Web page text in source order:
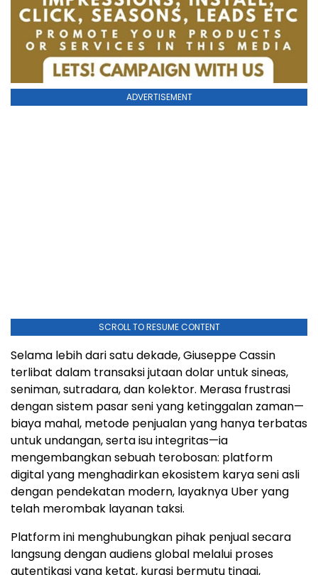
ADVERTISEMENT
SCROLL TO RESUME CONTENT
Selama lebih dari satu dekade, Giuseppe Cassin
terlibat dalam transaksi jutaan dolar untuk sineas,
seniman, sutradara, dan kolektor. Merasa frustrasi
dengan sistem pasar seni yang ketinggalan zaman—
biaya mahal, metode penjualan yang hanya terbatas
untuk undangan, serta isu integritas—ia
mengembangkan sebuah terobosan: platform
digital yang menghadirkan ekosistem karya seni asli
dengan pendekatan modern, layaknya Uber yang
telah merombak layanan taksi.
Platform ini menghubungkan pihak penjual secara
langsung dengan audiens global melalui proses
autentikasi yang ketat, kurasi bermutu tinggi,